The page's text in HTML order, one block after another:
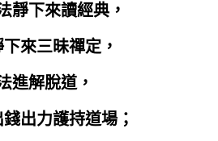
靜下來讀經典，
來三昧禪定，
進解脫道，
出力護持道場；